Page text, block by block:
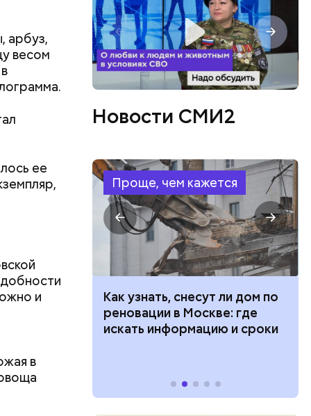
арбуз,
весом
ее
и
в
Новости СМИ2
Проще, чем кажется
тысяч
при
Как узнать, снесут ли дом по
реновации в Москве: где
искать информацию и сроки